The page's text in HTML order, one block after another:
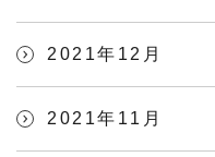
2021年12月
2021年11月